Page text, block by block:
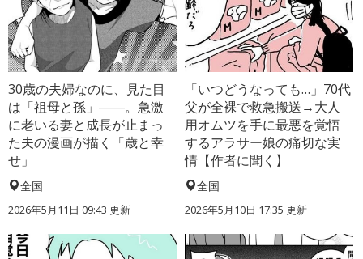
30歳の夫婦なのに、見た目
は「祖母と孫」――。急激
に老いる妻と成長が止まっ
た夫の漫画が描く「歳と幸
せ」
全国
2026年5月11日 09:43 更新
「いつどうなっても…」70代
父が全裸で救急搬送→大人
用オムツを手に最悪を覚悟
するアラサー娘の痛切な実
情【作者に聞く】
全国
2026年5月10日 17:35 更新